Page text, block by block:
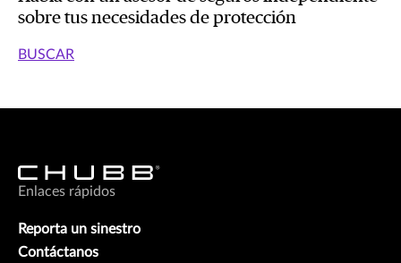
sobre tus necesidades de protección
BUSCAR
Enlaces rápidos
Reporta un sinestro
Contáctanos